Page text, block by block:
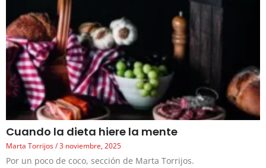
Cuando la dieta hiere la mente
Marta Torrijos 3 noviembre, 2025
Por un poco de coco, sección de Marta Torrijos.